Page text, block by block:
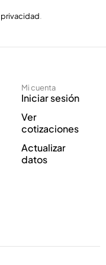
.
Mi cuenta
Iniciar sesión
Ver
cotizaciones
Actualizar
datos